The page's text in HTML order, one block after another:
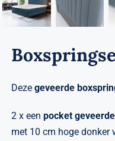
Contact
Dezegeveerde
2 x eenpocket
met 10 cm hoge donker